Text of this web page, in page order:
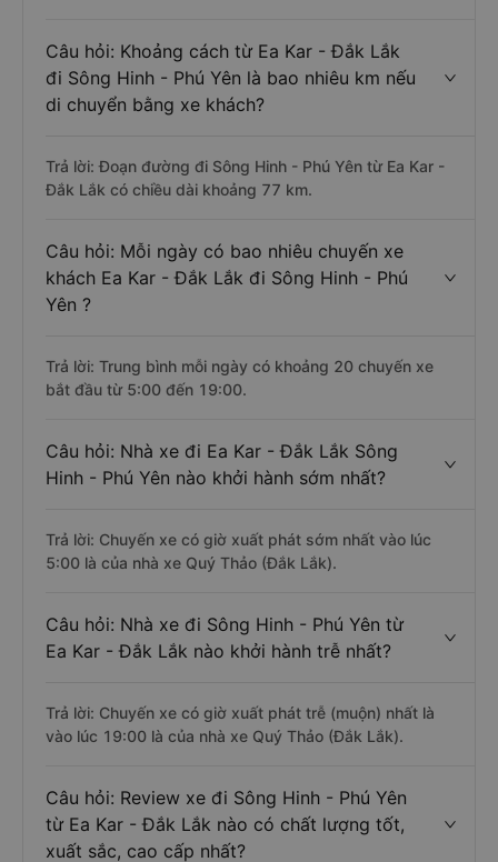
Câu hỏi: Khoảng cách từ Ea Kar - Đắk Lắk
đi Sông Hinh - Phú Yên là bao nhiêu km nếu
di chuyển bằng xe khách?
Trả lời: Đoạn đường đi Sông Hinh - Phú Yên từ Ea Kar -
Đắk Lắk có chiều dài khoảng 77 km.
Câu hỏi: Mỗi ngày có bao nhiêu chuyến xe
khách Ea Kar - Đắk Lắk đi Sông Hinh - Phú
Yên ?
Trả lời: Trung bình mỗi ngày có khoảng 20 chuyến xe
bắt đầu từ 5:00 đến 19:00.
Câu hỏi: Nhà xe đi Ea Kar - Đắk Lắk Sông
Hinh - Phú Yên nào khởi hành sớm nhất?
Trả lời: Chuyến xe có giờ xuất phát sớm nhất vào lúc
5:00 là của nhà xe Quý Thảo (Đắk Lắk).
Câu hỏi: Nhà xe đi Sông Hinh - Phú Yên từ
Ea Kar - Đắk Lắk nào khởi hành trễ nhất?
Trả lời: Chuyến xe có giờ xuất phát trễ (muộn) nhất là
vào lúc 19:00 là của nhà xe Quý Thảo (Đắk Lắk).
Câu hỏi: Review xe đi Sông Hinh - Phú Yên
từ Ea Kar - Đắk Lắk nào có chất lượng tốt,
xuất sắc, cao cấp nhất?